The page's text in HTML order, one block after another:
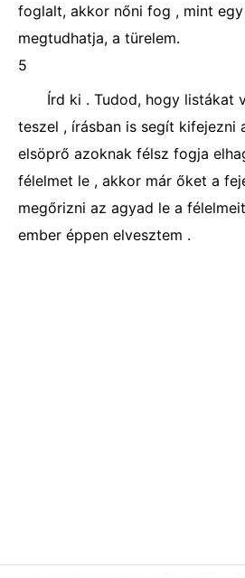
foglalt, akkor nőni fog , mint
megtudhatja, a türelem.
5
Írd ki . Tudod, hogy listákat
teszel , írásban is segít kifejezni
elsöprő azoknak félsz fogja
félelmet le , akkor már őket a
megőrizni az agyad le a
ember éppen elvesztem .